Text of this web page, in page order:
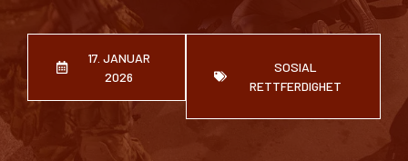
17. JANUAR
2026
SOSIAL
RETTFERDIGHET